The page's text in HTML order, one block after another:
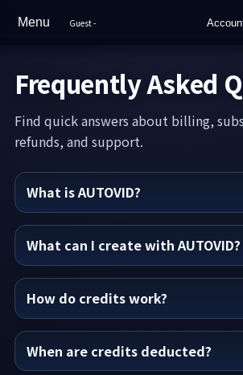
Menu
Χαρακτηριστικά
Sample Videos
Τιμολόγηση
Support
Guest-
Join
Frequently Asked
Find quick answers about billing,
refunds, and support.
What is AUTOVID?
What can I create with AUTOVID?
How do credits work?
When are credits deducted?